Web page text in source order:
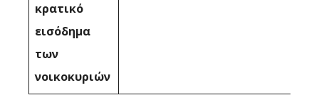
κρατικό
εισόδημα
των
νοικοκυριών